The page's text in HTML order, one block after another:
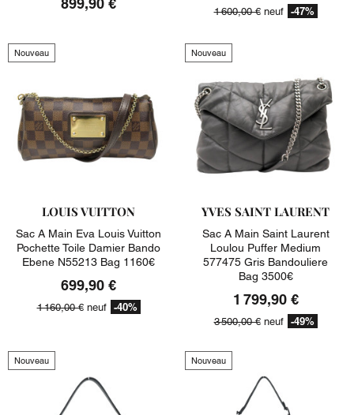
899,90 € 1 600,00 €neuf -47%
Nouveau
LOUIS VUITTON
Sac A Main Eva Louis Vuitton
Pochette Toile Damier Bando
Ebene N55213 Bag 1160€
699,90 €
1 160,00 €neuf -40%
Nouveau
YVES SAINT LAURENT
Sac A Main Saint Laurent
Loulou Puffer Medium
577475 Gris Bandouliere
Bag 3500€
1 799,90 €
3 500,00 €neuf -49%
Nouveau Nouveau